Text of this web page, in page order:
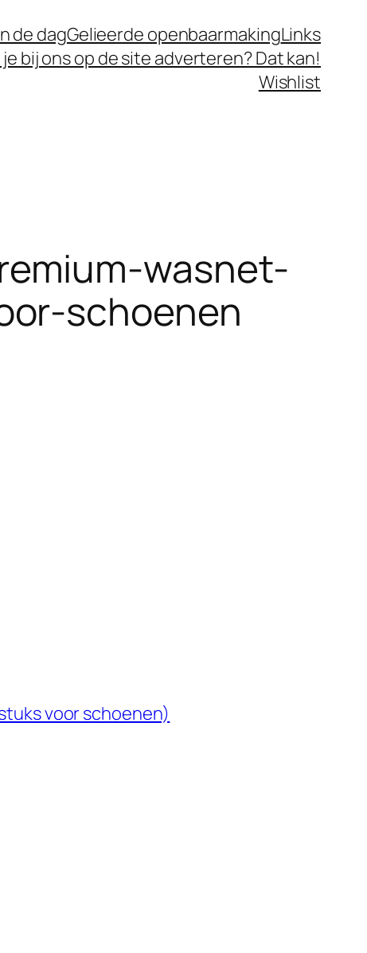
de dagGelieerde openbaarmakingLinks
je bij ons op de site adverteren? Dat kan!
Wishlist
wasnet-
schoenen
voor schoenen)